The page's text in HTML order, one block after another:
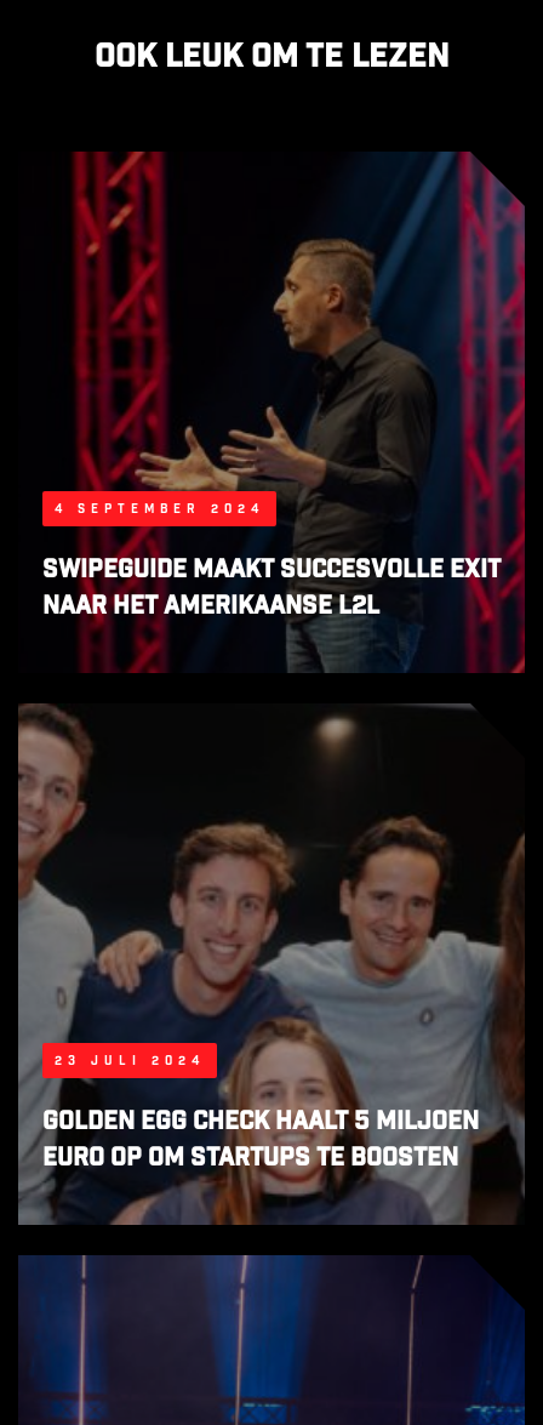
Ook leuk om te lezen
4 september 2024
SwipeGuide maakt succesvolle exit
naar het Amerikaanse L2L
23 juli 2024
Golden Egg Check haalt 5 miljoen
euro op om startups te boosten